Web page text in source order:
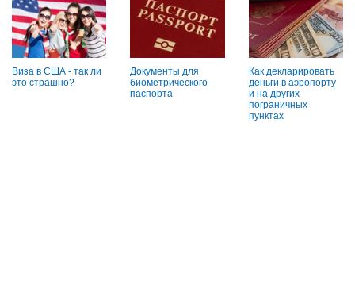
Виза в США - так ли
это страшно?
Документы для
биометрического
паспорта
Как декларировать
деньги в аэропорту
и на других
пограничных
пунктах